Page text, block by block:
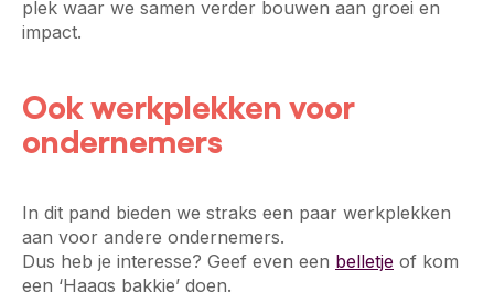
plek waar we samen verder bouwen aan groei en
impact.
Ook werkplekken voor
ondernemers
In dit pand bieden we straks een paar werkplekken
aan voor andere ondernemers.
Dus heb je interesse? Geef even een belletje of kom
een ‘Haags bakkie’ doen.